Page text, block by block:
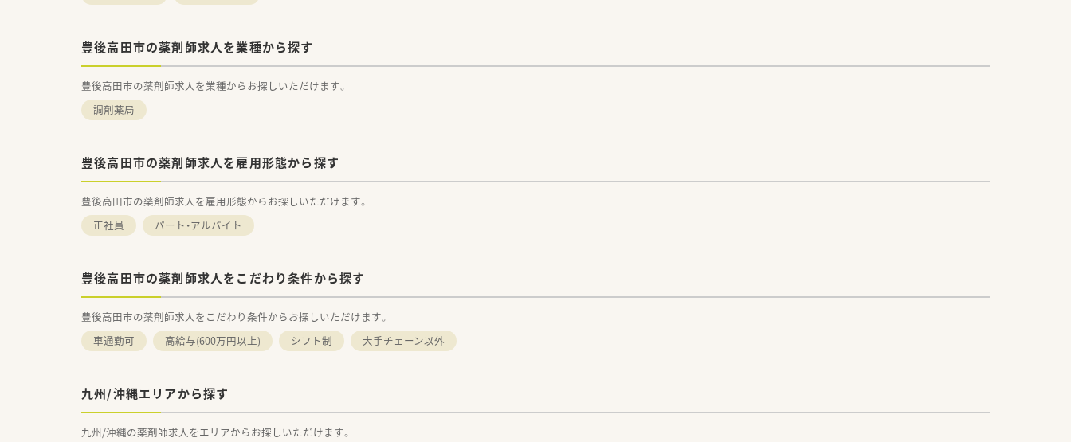
豊後高田市の薬剤師求人を業種から探す
豊後高田市の薬剤師求人を業種からお探しいただけます。
調剤薬局
豊後高田市の薬剤師求人を雇用形態から探す
豊後高田市の薬剤師求人を雇用形態からお探しいただけます。
正社員
パート・アルバイト
豊後高田市の薬剤師求人をこだわり条件から探す
豊後高田市の薬剤師求人をこだわり条件からお探しいただけます。
車通勤可
高給与(600万円以上) シフト制 大手チェーン以外
九州/沖縄エリアから探す
九州/沖縄の薬剤師求人をエリアからお探しいただけます。